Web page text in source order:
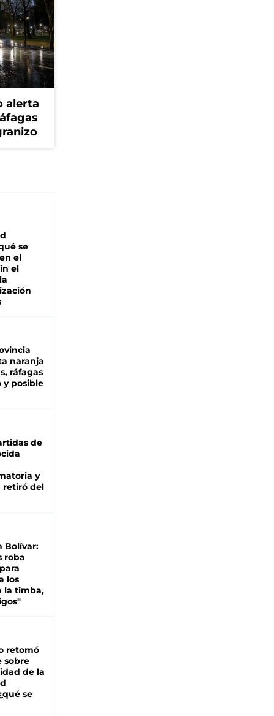
alerta
se
el
el
naranja
ráfagas
y posible
de
y
retiró del
Bolívar:
roba
los
la timba,
retomó
sobre
de la
se